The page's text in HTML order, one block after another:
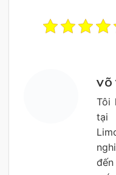
VÕ
Tôi
tại